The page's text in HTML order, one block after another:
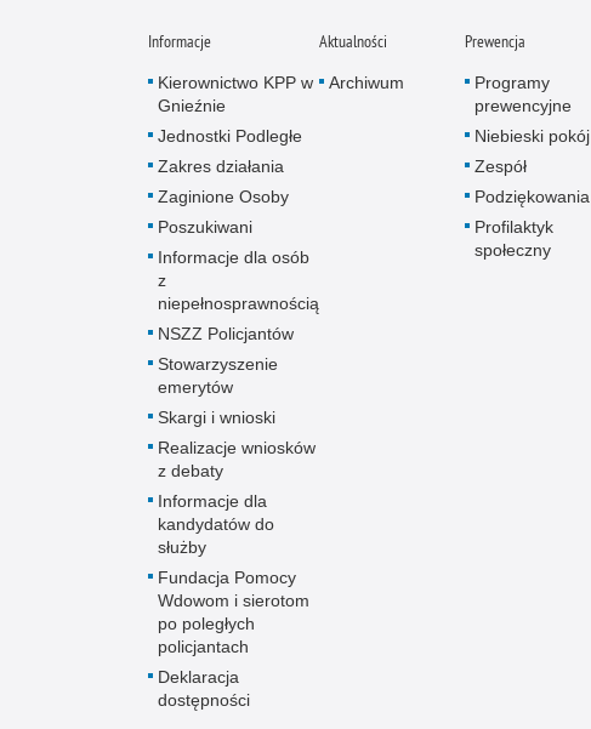
Informacje
Kierownictwo KPP w
Gnieźnie
Jednostki Podległe
Zakres działania
Zaginione Osoby
Poszukiwani
Informacje dla osób
z
niepełnosprawnością
NSZZ Policjantów
Stowarzyszenie
emerytów
Skargi i wnioski
Realizacje wniosków
z debaty
Informacje dla
kandydatów do
służby
Fundacja Pomocy
Wdowom i sierotom
po poległych
policjantach
Deklaracja
dostępności
Aktualności
Archiwum
Prewencja
Programy
prewencyjne
Niebieski pokój
Zespół
Podziękowania
Profilaktyk
społeczny